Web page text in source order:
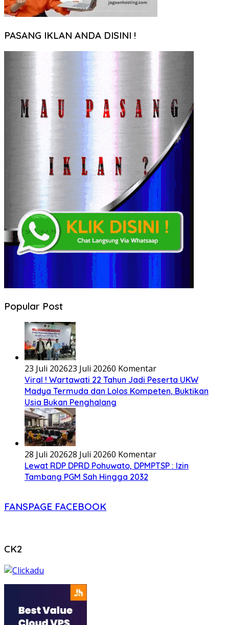
PASANG IKLAN ANDA DISINI !
Popular Post
23 Juli 202623 Juli 20260 Komentar
Viral ! Wartawati 22 Tahun Jadi Peserta UKW
Madya Termuda dan Lolos Kompeten, Buktikan
Usia Bukan Penghalang
28 Juli 202628 Juli 20260 Komentar
Lewat RDP DPRD Pohuwato, DPMPTSP : Izin
Tambang PGM Sah Hingga 2032
FANSPAGE FACEBOOK
CK2